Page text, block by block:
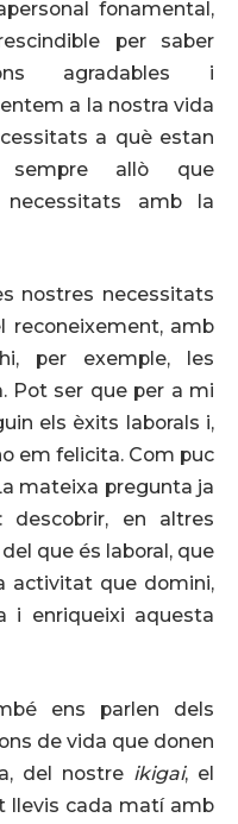
fonamental,
per saber
agradables i
a la nostra vida
a què estan
sempre allò que
necessitats amb la
nostres necessitats
reconeixement, amb
per exemple, les
Pot ser que per a mi
els èxits laborals i,
em felicita. Com puc
mateixa pregunta ja
en altres
que és laboral, que
activitat que domini,
i enriqueixi aquesta
ens parlen dels
de vida que donen
del nostre ikigai, el
llevis cada matí amb